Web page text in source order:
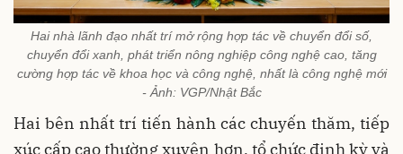
Hai nhà lãnh đạo nhất trí mở rộng hợp tác về chuyển đổi số,
chuyển đổi xanh, phát triển nông nghiệp công nghệ cao, tăng
cường hợp tác về khoa học và công nghệ, nhất là công nghệ mới
- Ảnh: VGP/Nhật Bắc
Hai bên nhất trí tiến hành các chuyến thăm, tiếp
xúc cấp cao thường xuyên hơn, tổ chức định kỳ và